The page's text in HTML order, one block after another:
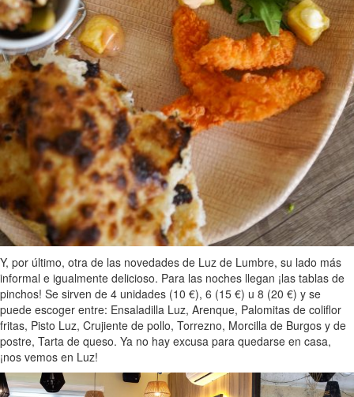
Y, por último, otra de las novedades de Luz de Lumbre, su lado más
informal e igualmente delicioso. Para las noches llegan ¡las tablas de
pinchos! Se sirven de 4 unidades (10 €), 6 (15 €) u 8 (20 €) y se
puede escoger entre: Ensaladilla Luz, Arenque, Palomitas de coliflor
fritas, Pisto Luz, Crujiente de pollo, Torrezno, Morcilla de Burgos y de
postre, Tarta de queso. Ya no hay excusa para quedarse en casa,
¡nos vemos en Luz!